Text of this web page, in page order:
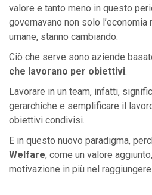
valore e tanto meno in questo
governavano non solo
umane, stanno cambiando.
Ciò che serve sono aziende
che lavorano per obiettivi.
Lavorare in un team, infatti,
gerarchiche e semplificare il
obiettivi condivisi.
E in questo nuovo paradigma,
Welfare, come un valore
motivazione in più nel